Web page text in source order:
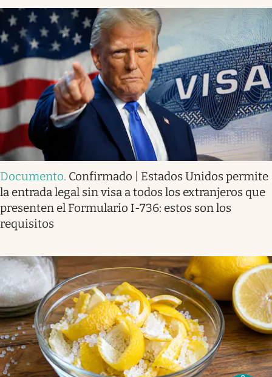
Documento. Confirmado | Estados Unidos permite
la entrada legal sin visa a todos los extranjeros que
presenten el Formulario I-736: estos son los
requisitos